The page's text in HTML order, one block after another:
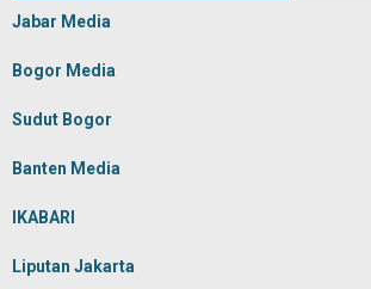
Jabar Media
Bogor Media
Sudut Bogor
Banten Media
IKABARI
Liputan Jakarta